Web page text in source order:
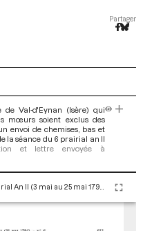
Partager
de Val-d'Eynan (Isère) qui
mœurs soient exclus des
envoi de chemises, bas et
la séance du 6 prairial an II
et lettre envoyée à